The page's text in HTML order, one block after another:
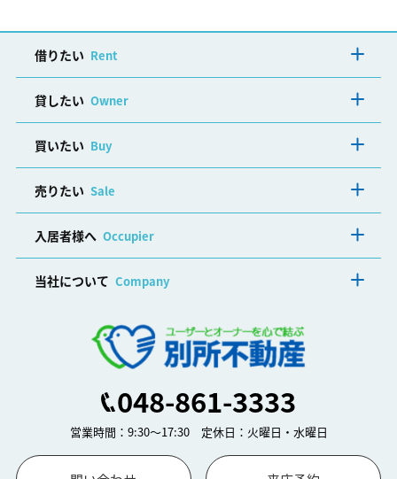
借りたい Rent
貸したい Owner
買いたい Buy
売りたい Sale
入居者様へ Occupier
当社について Company
048-861-3333
営業時間：9:30～17:30 定休日：火曜日・水曜日